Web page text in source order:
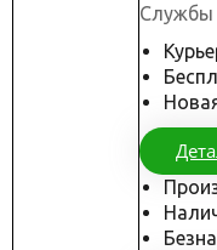
Службы